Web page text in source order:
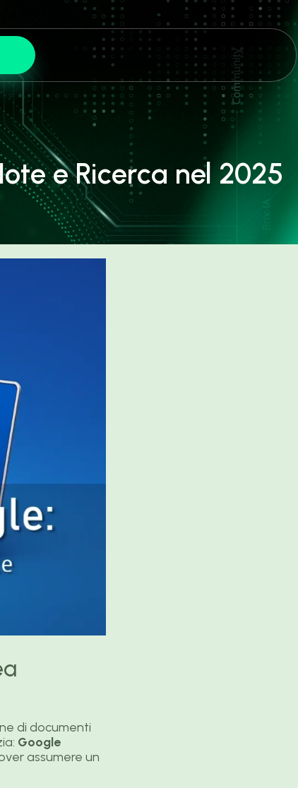
e Ricerca nel 2025
di documenti
Google
assumere un